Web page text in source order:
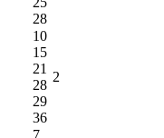
28
10
15
21
28
29
36
2
7